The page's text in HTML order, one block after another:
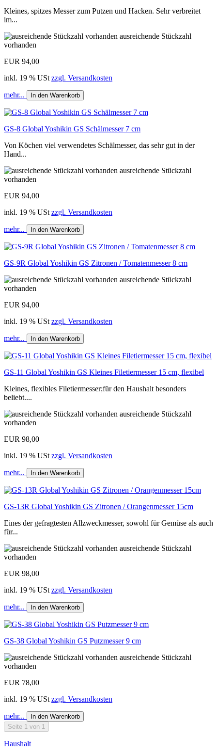
Kleines, spitzes Messer zum Putzen und Hacken. Sehr verbreitet
im...
ausreichende Stückzahl
vorhanden
EUR 94,00
inkl. 19 % USt zzgl. Versandkosten
mehr... In den Warenkorb
GS-8 Global Yoshikin GS Schälmesser 7 cm
Von Köchen viel verwendetes Schälmesser, das sehr gut in der
Hand...
ausreichende Stückzahl
vorhanden
EUR 94,00
inkl. 19 % USt zzgl. Versandkosten
mehr... In den Warenkorb
GS-9R Global Yoshikin GS Zitronen / Tomatenmesser 8 cm
ausreichende Stückzahl
vorhanden
EUR 94,00
inkl. 19 % USt zzgl. Versandkosten
mehr... In den Warenkorb
GS-11 Global Yoshikin GS Kleines Filetiermesser 15 cm, flexibel
Kleines, flexibles Filetiermesser;für den Haushalt besonders
beliebt....
ausreichende Stückzahl
vorhanden
EUR 98,00
inkl. 19 % USt zzgl. Versandkosten
mehr... In den Warenkorb
GS-13R Global Yoshikin GS Zitronen / Orangenmesser 15cm
Eines der gefragtesten Allzweckmesser, sowohl für Gemüse als auch
für...
ausreichende Stückzahl
vorhanden
EUR 98,00
inkl. 19 % USt zzgl. Versandkosten
mehr... In den Warenkorb
GS-38 Global Yoshikin GS Putzmesser 9 cm
ausreichende Stückzahl
vorhanden
EUR 78,00
inkl. 19 % USt zzgl. Versandkosten
mehr...
In den Warenkorb
Seite 1 von 1
Haushalt